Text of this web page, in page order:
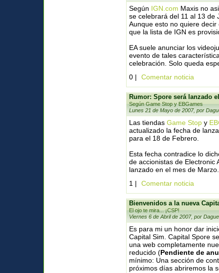
Según IGN.com Maxis no
se celebrará del 11 al 13 de
Aunque esto no quiere
que la lista de IGN es
EA suele anunciar los
evento de tales
celebración. Solo queda
0 |
Comentar noticia
Rumor: Spore será lanzado
Según Game Stop y EBGames
Lunes 21 de Mayo de 2007, por
Las tiendas Game Stopy
actualizado la fecha de
para el 18 de Febrero.
Esta fecha contradice lo
de accionistas de Electronic
lanzado en el mes de Marzo.
1 |
Comentar noticia
Bienvenidos a la nueva
El ojo te mira... ¡CSP!
Viernes 6 de Abril de 2007, por
Es para mi un honor dar
Capital Sim. Capital Spore
una web completamente
reducido (Pendiente de
mínimo: Una sección de
próximos días abriremos la